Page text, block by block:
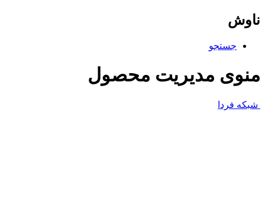
ناوش
جستجو
منوی مدیریت محصول
شبکه فردا